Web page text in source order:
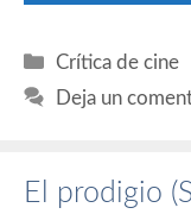
Categorías
Crítica de cine
Deja un
El prodigio